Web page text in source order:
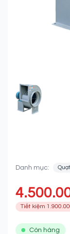
FEATURED
Danh mục:
Tiết kiệm
Còn hàng